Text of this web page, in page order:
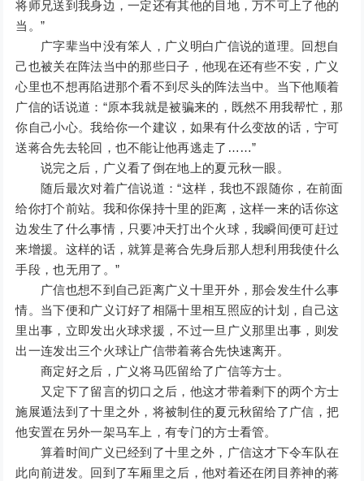
将师兄送到我身边，一定还有其他的目地，万不可上了他的
当。”
广字辈当中没有笨人，广义明白广信说的道理。回想自
己也被关在阵法当中的那些日子，他现在还有些不安，广义
心里也不想再陷进那个看不到尽头的阵法当中。当下他顺着
广信的话说道：“原本我就是被骗来的，既然不用我帮忙，那
你自己小心。我给你一个建议，如果有什么变故的话，宁可
送蒋合先去轮回，也不能让他再逃走了……”
说完之后，广义看了倒在地上的夏元秋一眼。
随后最次对着广信说道：“这样，我也不跟随你，在前面
给你打个前站。我和你保持十里的距离，这样一来的话你这
边发生了什么事情，只要冲天打出个火球，我瞬间便可赶过
来增援。这样的话，就算是蒋合先身后那人想利用我使什么
手段，也无用了。”
广信也想不到自己距离广义十里开外，那会发生什么事
情。当下便和广义订好了相隔十里相互照应的计划，自己这
里出事，立即发出火球求援，不过一旦广义那里出事，则发
出一连发出三个火球让广信带着蒋合先快速离开。
商定好之后，广义将马匹留给了广信等方士。
又定下了留言的切口之后，他这才带着剩下的两个方士
施展遁法到了十里之外，将被制住的夏元秋留给了广信，把
他安置在另外一架马车上，有专门的方士看管。
算着时间广义已经到了十里之外，广信这才下令车队在
此向前进发。回到了车厢里之后，他对着还在闭目养神的蒋